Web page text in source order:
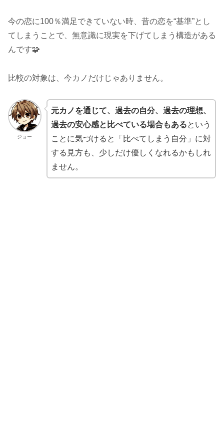
今の恋に100％満足できていない時、昔の恋を“基準”とし
てしまうことで、無意識に現実を下げてしまう構造がある
んです🧩
比較の対象は、今カノだけじゃありません。
ジョー
元カノを通じて、過去の自分、過去の理想、
過去の安心感と比べている場合もあるという
ことに気づけると「比べてしまう自分」に対
する見方も、少しだけ優しくなれるかもしれ
ません。